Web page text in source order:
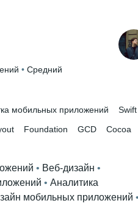
• Средний
мобильных приложений
Swift
Foundation GCD Cocoa
• Веб-дизайн
• Аналитика
мобильных приложений